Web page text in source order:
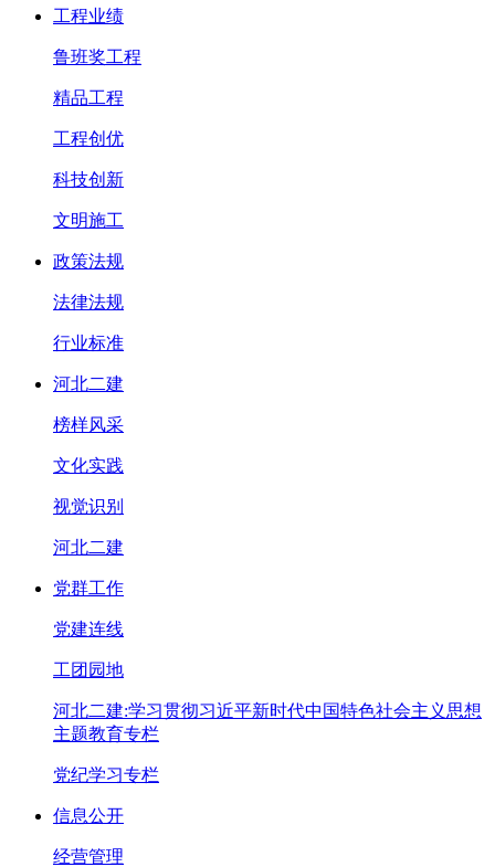
工程业绩
鲁班奖工程
精品工程
工程创优
科技创新
文明施工
政策法规
法律法规
行业标准
河北二建
榜样风采
文化实践
视觉识别
河北二建
党群工作
党建连线
工团园地
河北二建:学习贯彻习近平新时代中国特色社会主义思想
主题教育专栏
党纪学习专栏
信息公开
经营管理